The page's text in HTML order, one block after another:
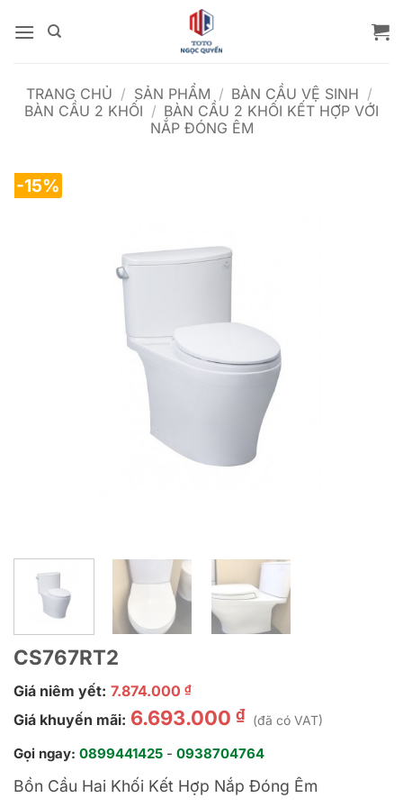
qua
TRANG CHỦ / SẢN PHẨM / BÀN CẦU VỆ SINH /
BÀN CẦU 2 KHỐI / BÀN CẦU 2 KHỐI KẾT HỢP VỚI
NẮP ĐÓNG ÊM
-15%
CS767RT2
Giá niêm yết: 7.874.000 ₫
Giá khuyến mãi: 6.693.000 ₫ (đã có VAT)
Gọi ngay: 0899441425 - 0938704764
Bồn Cầu Hai Khối Kết Hợp Nắp Đóng Êm